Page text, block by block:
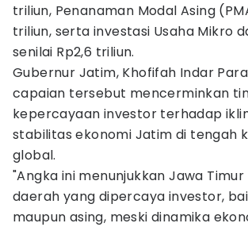
triliun, Penanaman Modal Asing
triliun, serta investasi Usaha Mikro
senilai Rp2,6 triliun.
Gubernur Jatim, Khofifah Indar
capaian tersebut mencerminkan
kepercayaan investor terhadap
stabilitas ekonomi Jatim di tengah
global.
"Angka ini menunjukkan Jawa
daerah yang dipercaya investor,
maupun asing, meski dinamika